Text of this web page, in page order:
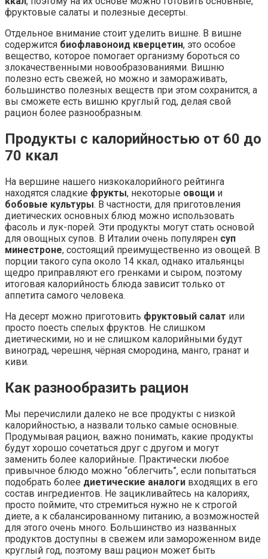
фруктовые салаты и полезные десерты.
Отдельное внимание стоит уделить вишне. В вишне
содержится биофлавоноид кверцетин, это особое
вещество, которое помогает организму бороться со
злокачественными новообразованиями. Вишню
полезно есть свежей, но можно и замораживать,
большинство полезных веществ при этом сохранится, а
вы сможете есть вишню круглый год, делая свой
рацион более разнообразным.
Продукты с калорийностью от 60 до
70 ккал
На вершине нашего низкокалорийного рейтинга
находятся сладкие фрукты, некоторые овощи и
бобовые культуры. В частности, для приготовления
диетических основных блюд можно использовать
фасоль и лук-порей. Эти продукты могут стать основой
для овощных супов. В Италии очень популярен суп
минестроне, состоящий преимущественно из овощей. В
порции такого супа около 14 ккал, однако итальянцы
щедро приправляют его гренками и сыром, поэтому
итоговая калорийность блюда зависит только от
аппетита самого человека.
На десерт можно приготовить фруктовый салат или
просто поесть спелых фруктов. Не слишком
диетическими, но и не слишком калорийными будут
виноград, черешня, чёрная смородина, манго, гранат и
киви.
Как разнообразить рацион
Мы перечислили далеко не все продукты с низкой
калорийностью, а назвали только самые основные.
Продумывая рацион, важно понимать, какие продукты
будут хорошо сочетаться друг с другом и могут
заменить более калорийные. Практически любое
привычное блюдо можно “облегчить”, если попытаться
подобрать более диетические аналоги входящих в его
состав ингредиентов. Не зацикливайтесь на калориях,
просто поймите, что стремиться нужно не к строгой
диете, а к сбалансированному питанию, а возможностей
для этого очень много. Большинство из названных
продуктов доступны в свежем или замороженном виде
круглый год, поэтому ваш рацион может быть